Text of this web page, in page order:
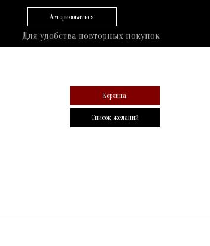
Авторизоваться
Для удобства повторных покупок
Корзина
Список желаний